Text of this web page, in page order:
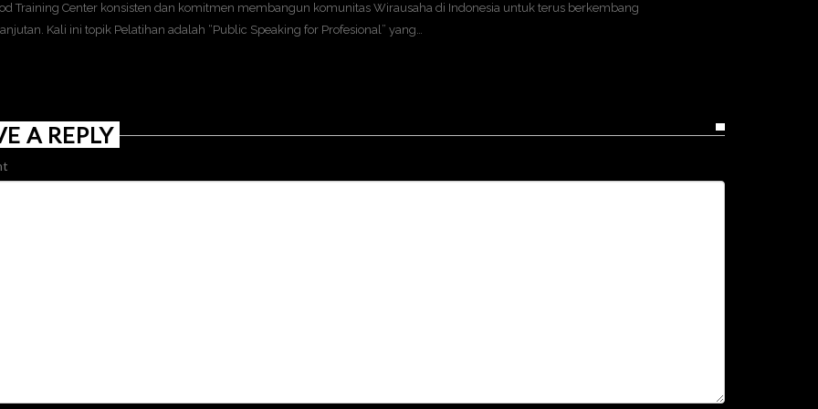
Training Center konsisten dan komitmen membangun komunitas Wirausaha di Indonesia untuk terus berkembang
Kali ini topik Pelatihan adalah “Public Speaking for Profesional” yang…
A REPLY